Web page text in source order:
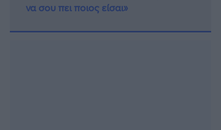
να σου πει ποιος είσαι»